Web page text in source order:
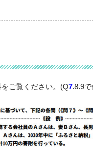
ご覧ください。(Q7.8.9